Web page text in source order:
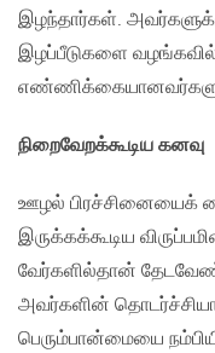
இழந்தார்கள்.
இழப்பீடுகளை
நிறைவேறக்கூடிய கனவு
ஊழல் பிரச்சினையைக்
இருக்கக்கூடிய
வேர்களில்தான்
அவர்களின்
பெரும்பான்மையை